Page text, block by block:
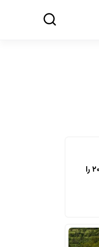
تغییرات خودرو DS7 در مدل ۲۰۲۳ را